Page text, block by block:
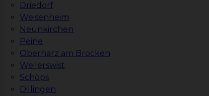
Driedorf
Weisenheim
Neunkirchen
Peine
Oberharz am Brocken
Weilerswist
Schöps
Dillingen